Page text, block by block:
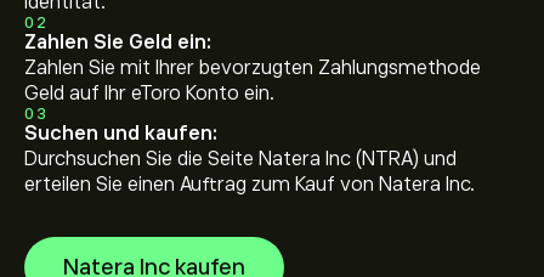
02
Zahlen Sie Geld ein:
Zahlen Sie mit Ihrer bevorzugten Zahlungsmethode
Geld auf Ihr eToro Konto ein.
03
Suchen und kaufen:
Durchsuchen Sie die Seite Natera Inc (NTRA) und
erteilen Sie einen Auftrag zum Kauf von Natera Inc.
Natera Inc kaufen